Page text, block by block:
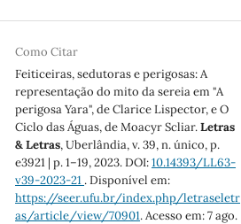
Como Citar
Feiticeiras, sedutoras e perigosas: A
representação do mito da sereia em "A
perigosa Yara", de Clarice Lispector, e O
Ciclo das Águas, de Moacyr Scliar.Letras
& Letras, Uberlândia, v. 39, n. único, p.
e3921 | p. 1–19, 2023. DOI:10.14393/LL63-
v39-2023-21 . Disponível em:
https://seer.ufu.br/index.php/letraseletr
as/article/view/70901. Acesso em: 7 ago.